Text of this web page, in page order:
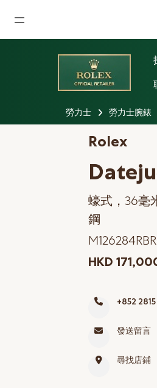
首頁
最新消息
公司動態
勞力士
勞力士中古錶
帝舵表
店鋪位置
香港特別行政區
腕表維修
勞力士 勞力士腕錶
Rolex
蠔式，36毫
鋼
HKD
+852
發送留言
尋找店鋪